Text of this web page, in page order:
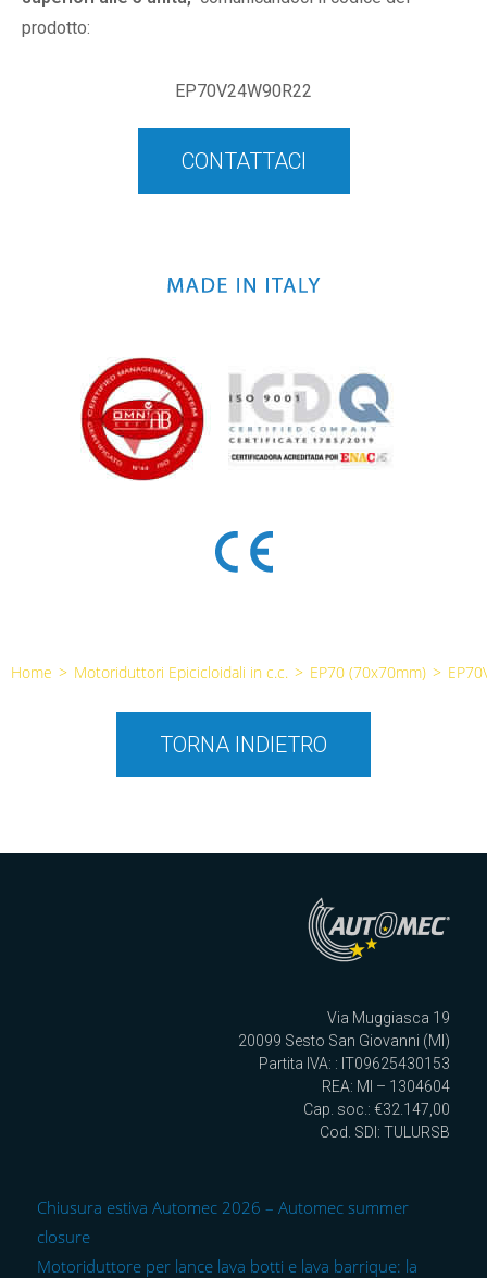
prodotto:
EP70V24W90R22
CONTATTACI
Home > Motoriduttori Epicicloidali in c.c. > EP70 (70x70mm) >
TORNA INDIETRO
Via Muggiasca 19
20099 Sesto San Giovanni (MI)
Partita IVA: : IT09625430153
REA: MI – 1304604
Cap. soc.: €32.147,00
Cod. SDI: TULURSB
Chiusura estiva Automec 2026 – Automec summer
closure
Motoriduttore per lance lava botti e lava barrique: la